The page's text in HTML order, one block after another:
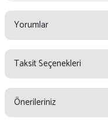
Yorumlar
Taksit Seçenekleri
Önerileriniz